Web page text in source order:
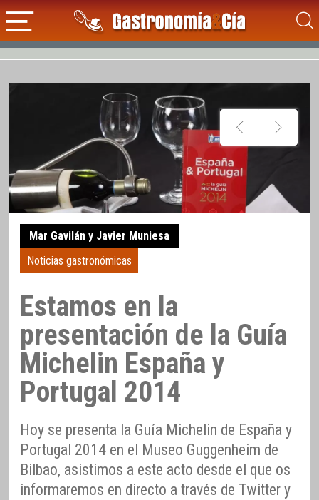
Mar Gavilán y Javier Muniesa
Noticias gastronómicas
Estamos en la
presentación de la Guía
Michelin España y
Portugal 2014
Hoy se presenta la Guía Michelin de España y
Portugal 2014 en el Museo Guggenheim de
Bilbao, asistimos a este acto desde el que os
informaremos en directo a través de Twitter y